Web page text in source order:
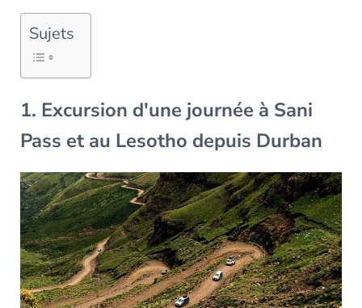
Sujets
1. Excursion d'une journée à Sani
Pass et au Lesotho depuis Durban